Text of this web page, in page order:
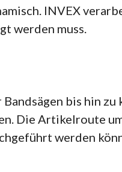
INVEX
werden muss.
bis hin
Die Artikelroute
werden